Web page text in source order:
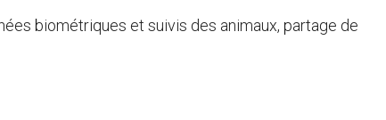
biométriques et suivis des animaux, partage de